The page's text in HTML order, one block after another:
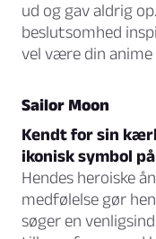
ud og gav aldrig
beslutsomhed
vel være din anime
Sailor Moon
Kendt for sin
ikonisk symbol
Hendes heroiske
medfølelse gør
søger en